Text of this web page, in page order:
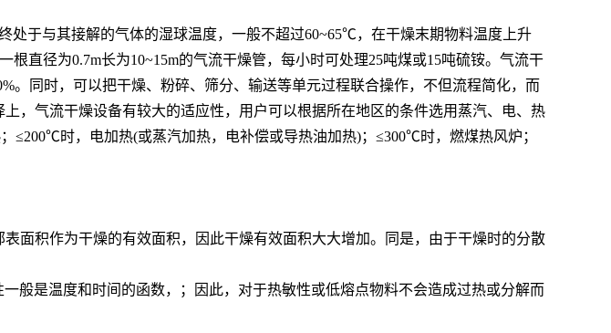
于与其接解的气体的湿球温度，一般不超过60~65℃，在干燥末期物料温度上升
直径为0.7m长为10~15m的气流干燥管，每小时可处理25吨煤或15吨硫铵。气流干
。同时，可以把干燥、粉碎、筛分、输送等单元过程联合操作，不但流程简化，而
，气流干燥设备有较大的适应性，用户可以根据所在地区的条件选用蒸汽、电、热
时，电加热(或蒸汽加热，电补偿或导热油加热)；≤300℃时，燃煤热风炉；
面积作为干燥的有效面积，因此干燥有效面积大大增加。同是，由于干燥时的分散
般是温度和时间的函数，；因此，对于热敏性或低熔点物料不会造成过热或分解而